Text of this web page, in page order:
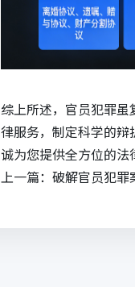
综上所述，官员犯罪
律服务，制定科学的辩
诚为您提供全方位的法
上一篇： 破解官员犯罪